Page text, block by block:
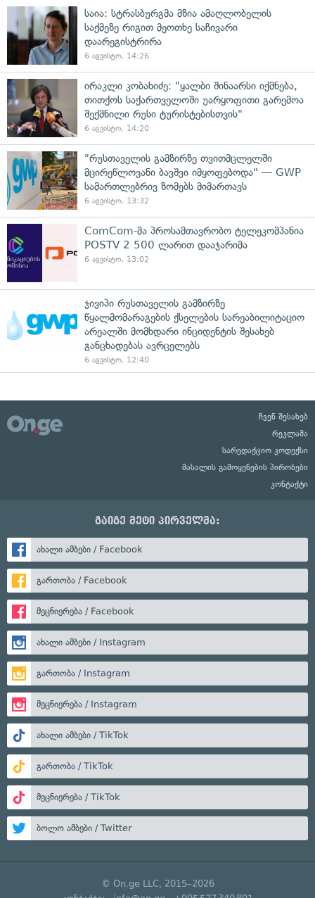
საია: სტრასბურგმა მზია ამაღლობელის
საქმეზე რიგით მეოთხე საჩივარი
დაარეგისტრირა
6 აგვისტო, 14:26
ირაკლი კობახიძე: "ყალბი შინაარსი იქმნება,
თითქოს საქართველოში უარყოფითი გარემოა
შექმნილი რუსი ტურისტებისთვის"
6 აგვისტო, 14:20
"რუსთაველის გამზირზე თვითმცლელში
მცირეწლოვანი ბავშვი იმყოფებოდა" — GWP
სამართლებრივ ზომებს მიმართავს
6 აგვისტო, 13:32
ComCom-მა პროსამთავრობო ტელეკომპანია
POSTV 2 500 ლარით დააჯარიმა
6 აგვისტო, 13:02
ჯივიპი რუსთაველის გამზირზე
წყალმომარაგების ქსელების სარეაბილიტაციო
არეალში მომხდარი ინციდენტის შესახებ
განცხადებას ავრცელებს
6 აგვისტო, 12:40
ჩვენ შესახებ
რეკლამა
სარედაქციო კოდექსი
მასალის გამოყენების პირობები
კონტაქტი
გაიგე მეტი პირველმა:
ახალი ამბები / Facebook
გართობა / Facebook
მეცნიერება / Facebook
ახალი ამბები / Instagram
გართობა / Instagram
მეცნიერება / Instagram
ახალი ამბები / TikTok
გართობა / TikTok
მეცნიერება / TikTok
ბოლო ამბები / Twitter
© On.ge LLC, 2015–2026